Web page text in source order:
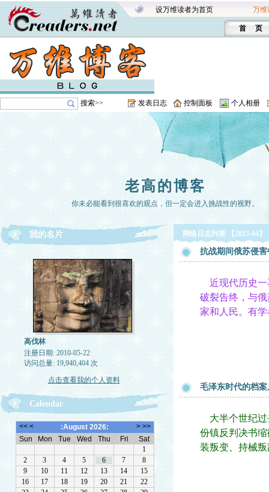
设万维读者为首页 万维
首 页
搜索>> 发表日志 控制面板 个人相册
老高的博客
你未必能看到很喜欢的观点，但一定会进入挑战性的视野。
我的名片
高伐林
注册日期: 2010-05-22
访问总量: 19,940,404 次
点击查看我的个人资料
Calendar
网络日志列表 【2015-04】
抗战期间俄苏侵
近现代历史一
破裂告终，与
家和人民。有
毛泽东时代的档
大半个世纪过
份镇反判决书
装叛变、持械